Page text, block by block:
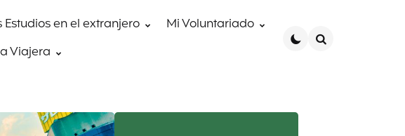
Estudios en el extranjero
Mi Voluntariado
Viajera